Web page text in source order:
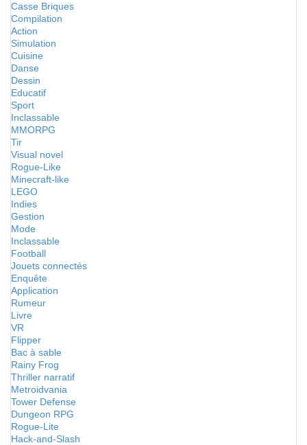
Casse Briques
Compilation
Action
Simulation
Cuisine
Danse
Dessin
Educatif
Sport
Inclassable
MMORPG
Tir
Visual novel
Rogue-Like
Minecraft-like
LEGO
Indies
Gestion
Mode
Inclassable
Football
Jouets connectés
Enquête
Application
Rumeur
Livre
VR
Flipper
Bac à sable
Rainy Frog
Thriller narratif
Metroidvania
Tower Defense
Dungeon RPG
Rogue-Lite
Hack-and-Slash